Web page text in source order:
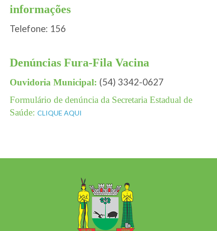
informações
Telefone: 156
Denúncias Fura-Fila Vacina
Ouvidoria Municipal: (54) 3342-0627
Formulário de denúncia da Secretaria Estadual de
Saúde: CLIQUE AQUI